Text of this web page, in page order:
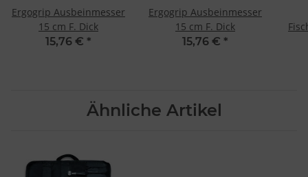
Ergogrip Ausbeinmesser
15 cm F. Dick
15,76 € *
Ergogrip Ausbeinmesser
15 cm F. Dick
15,76 € *
Ähnliche Artikel